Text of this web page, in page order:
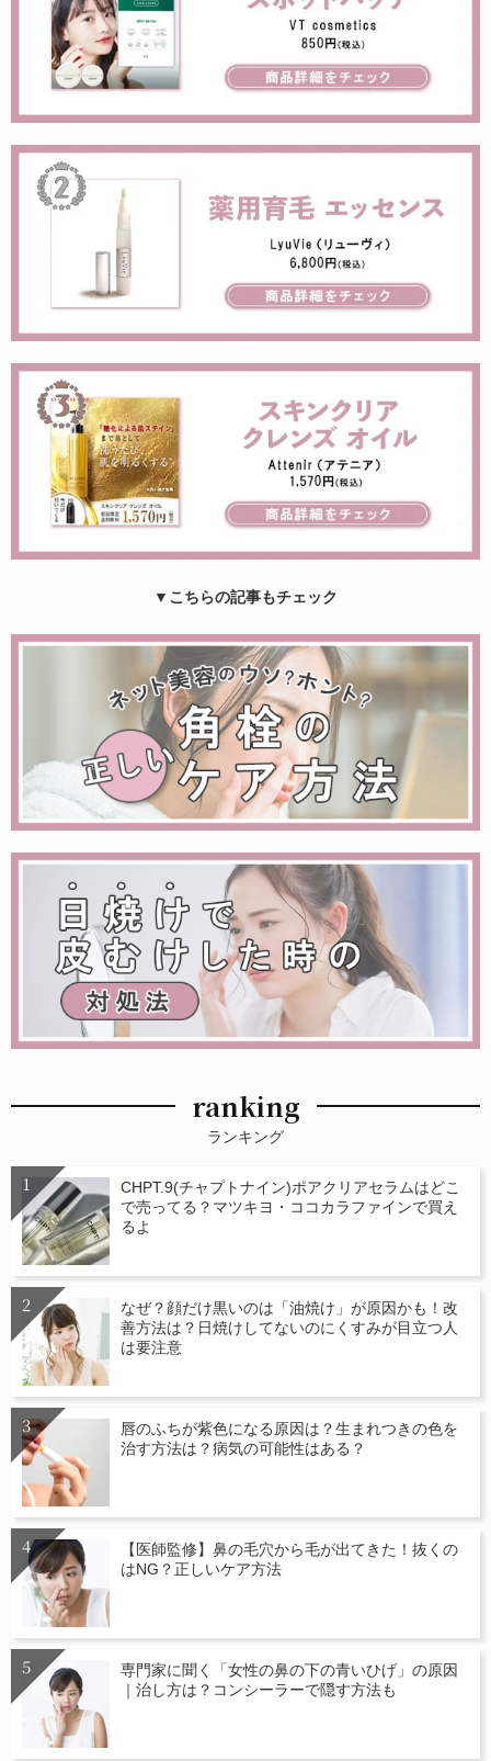
▼こちらの記事もチェック
ranking
ランキング
CHPT.9(チャプトナイン)ポアクリアセラムはどこ
で売ってる？マツキヨ・ココカラファインで買え
るよ
なぜ？顔だけ黒いのは「油焼け」が原因かも！改
善方法は？日焼けしてないのにくすみが目立つ人
は要注意
唇のふちが紫色になる原因は？生まれつきの色を
治す方法は？病気の可能性はある？
【医師監修】鼻の毛穴から毛が出てきた！抜くの
はNG？正しいケア方法
専門家に聞く「女性の鼻の下の青いひげ」の原因
｜治し方は？コンシーラーで隠す方法も